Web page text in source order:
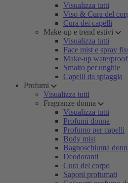
Visualizza tutti
Viso & Cura del
Cura dei capelli
Make-up e trend estivi
Visualizza tutti
Face mist e spray
Make-up waterproof
Smalto per unghie
Capelli da spiaggia
Profumi
Visualizza tutti
Fragranze donna
Visualizza tutti
Profumi donna
Profumo per capelli
Body mist
Bagnoschiuma
Deodoranti
Cura del corpo
Saponi profumati